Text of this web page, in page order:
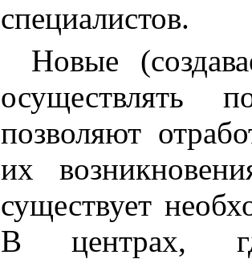
специалистов.
Новые
осуществлять
позволяют
их
существует
В центрах,